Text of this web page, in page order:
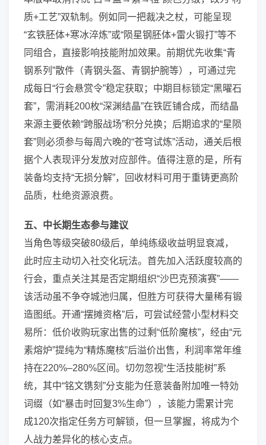
质+工艺”双轨制。例如同一把裁决之杖，可能呈现
“玄铁胚体+寒冰淬炼”或“陨星钢胚体+雷火锻打”等不
同组合，直接影响技能附加效果。前期优先收集“青
钢系列”散件（青钢头盔、青钢护腕等），可通过完
成每日“行会悬赏令”稳定获取；中期目标锁定“黑曜石
套”，需消耗200枚“深渊结晶”在铁匠铺合成，而结晶
来源主要依赖“跨服战场”积分兑换；后期追求的“星陨
套”则必须参与每周六晚的“苍穹试炼”活动，通关后根
据个人表现评分发放对应部件。值得注意的是，所有
装备均支持“无损分解”，回收材料可用于重铸更高阶
品质，杜绝资源浪费。
五、中长期生态参与建议
当角色等级突破80级后，单纯练级收益明显衰减，
此时应主动切入社交化玩法。首先加入活跃度较高的
行会，重点关注其是否定期组织“沙巴克预演赛”——
该活动虽不争夺城池归属，但胜方可获得大量稀有锻
造图纸。开通“摆摊资格”后，可尝试经营小型材料交
易所：低价收购玩家出售的过剩“低阶魔核”，经由“元
素熔炉”提纯为“精炼魔核”后溢价出售，利润率常年维
持在220%–280%区间。切勿忽视“生活技能树”系
统，其中“铭文镌刻”分支能为任意装备附加唯一特効
词缀（如“暴击时回复3%生命”），该能力需累计完
成120次指定任务方可解锁，但一旦掌握，将成为个
人战力差异化的核心支点。